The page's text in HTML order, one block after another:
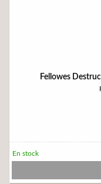
Fellowes
En stock